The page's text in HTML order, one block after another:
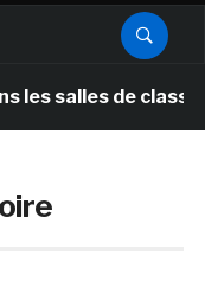
salles de classe